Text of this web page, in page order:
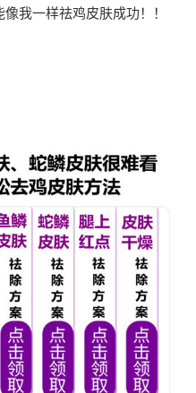
我一样祛鸡皮肤成功！！